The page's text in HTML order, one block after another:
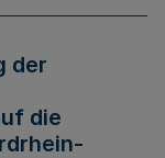
der
die